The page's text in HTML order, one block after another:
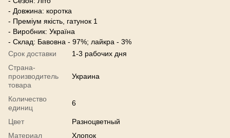
- Довжина: коротка
- Преміум якість, гатунок 1
- Виробник: Україна
- Склад: Бавовна - 97%; лайкра - 3%
Срок доставки
1-3 рабочих дня
Страна-
производитель
товара
Украина
Количество
единиц
6
Цвет
Разноцветный
Материал
Хлопок